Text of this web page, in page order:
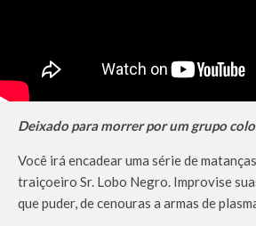
Deixado para morrer por um grupo
Você irá encadear uma série de
traiçoeiro Sr. Lobo Negro. Improvise
que puder, de cenouras a armas de